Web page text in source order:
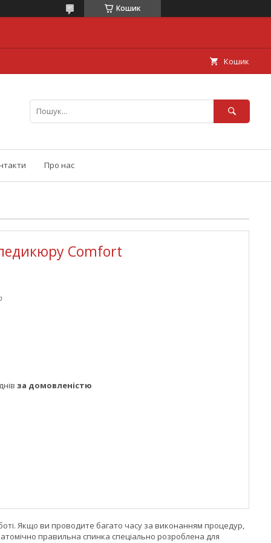
Кошик
Кошик
Про нас
Comfort
за домовленістю
Якщо ви проводите багато часу за виконанням процедур,
правильна спинка спеціально розроблена для